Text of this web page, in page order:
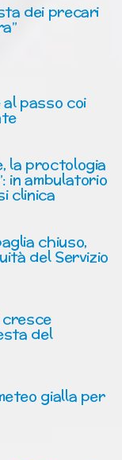
dei precari
al passo coi
la proctologia
in ambulatorio
clinica
chiuso,
del Servizio
cresce
del
gialla per